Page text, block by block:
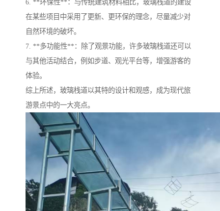
6. **环保性**：与传统建筑材料相比，玻璃栈道的建设
在某些项目中采用了更新、更环保的理念，尽量减少对
自然环境的破坏。
7. **多功能性**：除了观景功能，许多玻璃栈道还可以
与其他活动结合，例如步道、观光平台等，增强游客的
体验。
综上所述，玻璃栈道以其特的设计和观感，成为现代旅
游景点中的一大亮点。